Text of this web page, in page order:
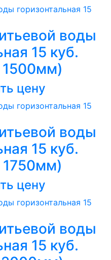
воды
15 куб.
цену
воды
15 куб.
цену
воды
15 куб.